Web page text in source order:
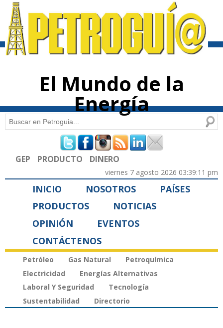
contenido
El Mundo de la
Energía
Formulario de búsqueda
Buscar
GEP PRODUCTO DINERO
viernes 7 agosto 2026 03:39:11 pm
INICIO NOSOTROS
PAÍSES
PRODUCTOS
NOTICIAS
OPINIÓN
EVENTOS
CONTÁCTENOS
Petróleo Gas Natural
Petroquímica
Electricidad
Energías Alternativas
Laboral Y Seguridad
Tecnología
Sustentabilidad
Directorio